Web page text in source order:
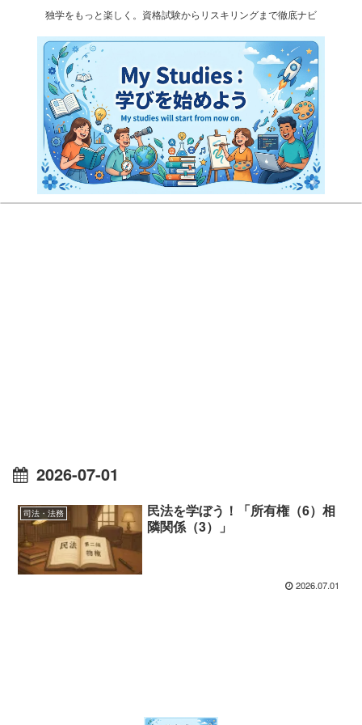
独学をもっと楽しく。資格試験からリスキリングまで徹底ナビ
2026-07-01
司法・法務
民法を学ぼう！「所有権（6）相
隣関係（3）」
2026.07.01